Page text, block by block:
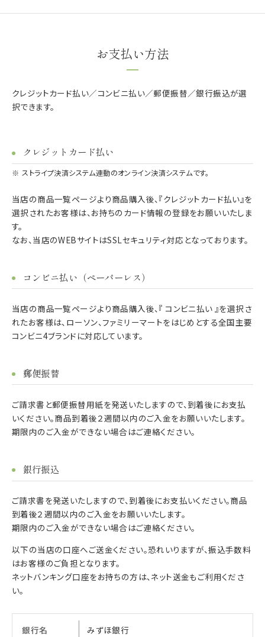
お支払い方法
クレジットカード払い／コンビニ払い／郵便振替／銀行振込が選
択できます。
クレジットカード払い
ストライプ決済システム連動のオンライン決済システムです。
当店の商品一覧ページより商品購入後、『クレジットカード払い』を
選択されたお客様は、お持ちのカード情報の登録をお願いいたしま
す。
なお、当店のWEBサイトはSSLセキュリティ対応となっております。
コンビニ払い（ペーパーレス）
当店の商品一覧ページより商品購入後、『 コンビニ払い 』を選択さ
れたお客様は、ローソン、ファミリーマートをはじめとする全国主要
コンビニ4ブランドに対応しています。
郵便振替
ご請求書と郵便振替用紙を発送いたしますので、到着後にお支払
いください。商品到着後２週間以内のご入金をお願いいたします。
期限内のご入金ができない場合はご連絡ください。
銀行振込
ご請求書を発送いたしますので、到着後にお支払いください。商品
到着後２週間以内のご入金をお願いいたします。
期限内のご入金ができない場合はご連絡ください。
以下の当店の口座へご送金ください。恐れいりますが、振込手数料
はお客様のご負担となります。
ネットバンキング口座をお持ちの方は、ネット送金もご利用くださ
い。
銀行名
みずほ銀行